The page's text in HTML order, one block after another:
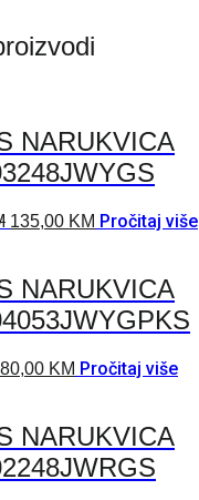
NARUKVICA
135,00 KM Pročitaj više
NARUKVICA
80,00 KM Pročitaj više
NARUKVICA